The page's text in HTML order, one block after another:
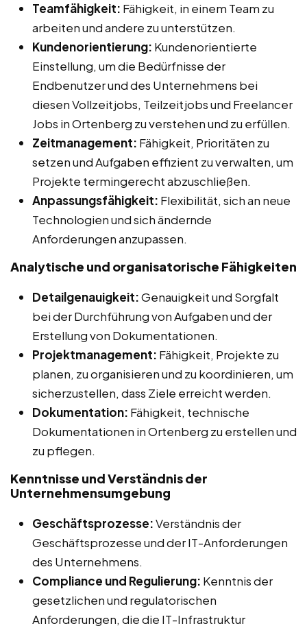
Teamfähigkeit: Fähigkeit, in einem Team zu
arbeiten und andere zu unterstützen.
Kundenorientierung: Kundenorientierte
Einstellung, um die Bedürfnisse der
Endbenutzer und des Unternehmens bei
diesen Vollzeitjobs, Teilzeitjobs und Freelancer
Jobs in Ortenberg zu verstehen und zu erfüllen.
Zeitmanagement: Fähigkeit, Prioritäten zu
setzen und Aufgaben effizient zu verwalten, um
Projekte termingerecht abzuschließen.
Anpassungsfähigkeit: Flexibilität, sich an neue
Technologien und sich ändernde
Anforderungen anzupassen.
Analytische und organisatorische Fähigkeiten
Detailgenauigkeit:Genauigkeit und Sorgfalt
bei der Durchführung von Aufgaben und der
Erstellung von Dokumentationen.
Projektmanagement: Fähigkeit, Projekte zu
planen, zu organisieren und zu koordinieren, um
sicherzustellen, dass Ziele erreicht werden.
Dokumentation: Fähigkeit, technische
Dokumentationen in Ortenberg zu erstellen und
zu pflegen.
Kenntnisse und Verständnis der
Unternehmensumgebung
Geschäftsprozesse:Verständnis der
Geschäftsprozesse und der IT-Anforderungen
des Unternehmens.
Compliance und Regulierung: Kenntnis der
gesetzlichen und regulatorischen
Anforderungen, die die IT-Infrastruktur